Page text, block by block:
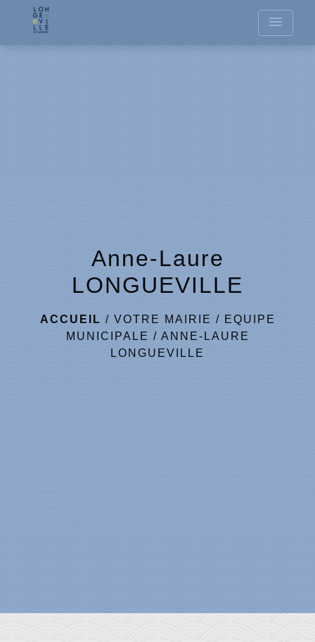
menu
Anne-Laure
LONGUEVILLE
ACCUEIL / VOTRE MAIRIE / EQUIPE
MUNICIPALE / ANNE-LAURE
LONGUEVILLE